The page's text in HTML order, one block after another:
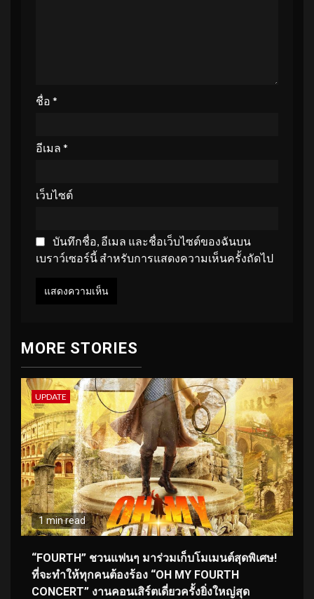
ชื่อ *
อีเมล *
เว็บไซต์
บันทึกชื่อ, อีเมล และชื่อเว็บไซต์ของฉันบน
เบราว์เซอร์นี้ สำหรับการแสดงความเห็นครั้งถัดไป
MORE STORIES
UPDATE
1 min read
“FOURTH” ชวนแฟนๆ มาร่วมเก็บโมเมนต์สุดพิเศษ!
ที่จะทำให้ทุกคนต้องร้อง “OH MY FOURTH
CONCERT” งานคอนเสิร์ตเดี่ยวครั้งยิ่งใหญ่สุด